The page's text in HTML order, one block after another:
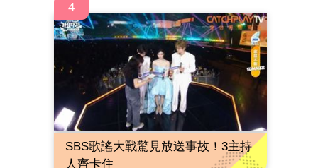
4
SBS歌謠大戰驚見放送事故！3主持
人齊卡住